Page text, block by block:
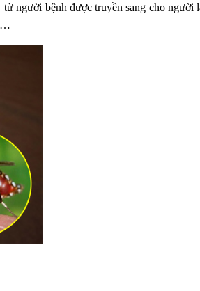
người bệnh được truyền sang cho người